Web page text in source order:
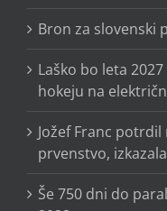
Bron za slovenski
Laško bo leta
hokeju na
Jožef Franc
prvenstvo,
Še 750 dni do